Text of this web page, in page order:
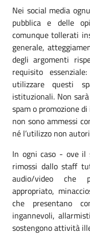
Nei social media
pubblica e delle
comunque tollerati
generale,
degli argomenti
requisito
utilizzare questi
istituzionali. Non
spam o promozione
non sono ammessi
né l’utilizzo non
In ogni caso - ove il
rimossi dallo staff
audio/video che
appropriato,
che presentano
ingannevoli,
sostengono attività